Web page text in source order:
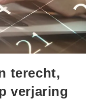
terecht,
verjaring